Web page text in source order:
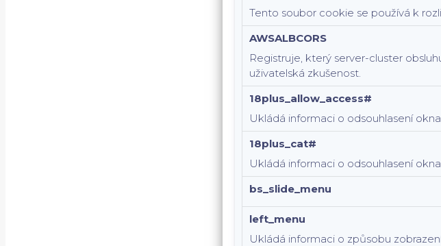
Tento soubor cookie se používá k
AWSALBCORS
Registruje, který server-cluster
uživatelská zkušenost.
18plus_allow_access#
Ukládá informaci o odsouhlasení
18plus_cat#
Ukládá informaci o odsouhlasení
bs_slide_menu
left_menu
Ukládá informaci o způsobu